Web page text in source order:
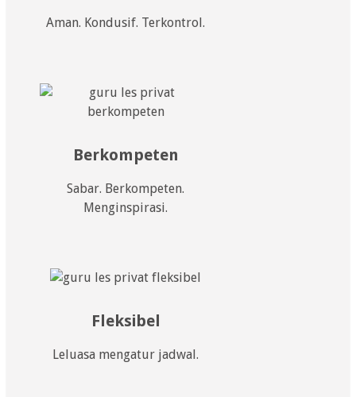
Aman. Kondusif. Terkontrol.
Berkompeten
Sabar. Berkompeten.
Menginspirasi.
Fleksibel
Leluasa mengatur jadwal.